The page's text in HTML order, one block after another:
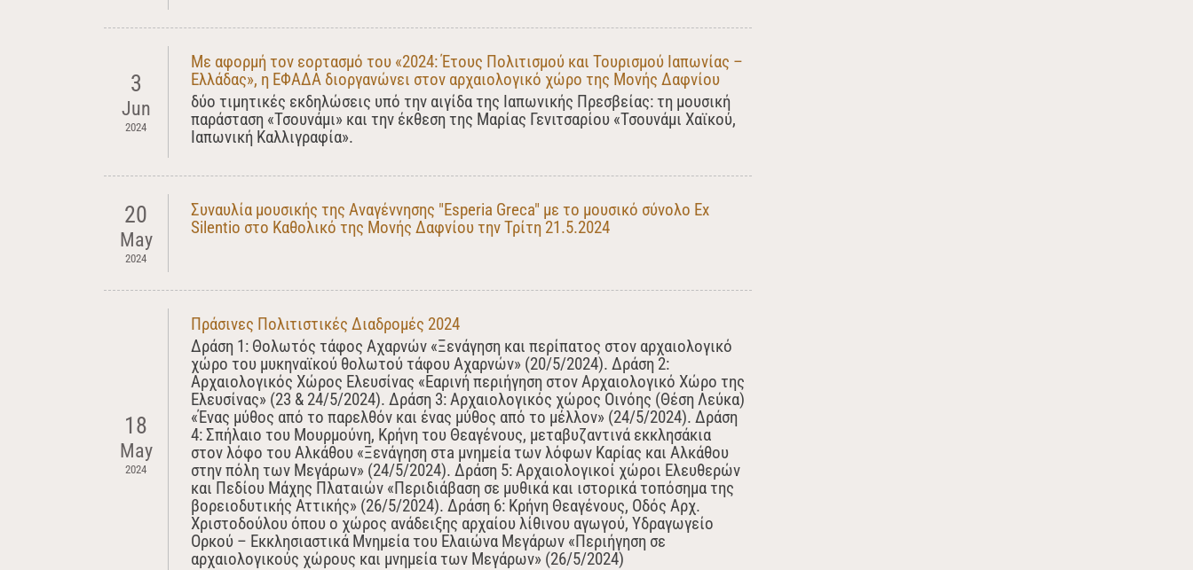
3
Jun
2024
Με αφορμή τον εορτασμό του «2024: Έτους Πολιτισμού και Τουρισμού Ιαπωνίας –
Ελλάδας», η ΕΦΑΔΑ διοργανώνει στον αρχαιολογικό χώρο της Μονής Δαφνίου
δύο τιμητικές εκδηλώσεις υπό την αιγίδα της Ιαπωνικής Πρεσβείας: τη μουσική
παράσταση «Τσουνάμι» και την έκθεση της Μαρίας Γενιτσαρίου «Τσουνάμι Χαϊκού,
Ιαπωνική Καλλιγραφία».
20
May
2024
Συναυλία μουσικής της Αναγέννησης "Esperia Greca" με το μουσικό σύνολο Ex
Silentio στο Καθολικό της Μονής Δαφνίου την Τρίτη 21.5.2024
18
May
2024
Πράσινες Πολιτιστικές Διαδρομές 2024
Δράση 1: Θολωτός τάφος Αχαρνών «Ξενάγηση και περίπατος στον αρχαιολογικό
χώρο του μυκηναϊκού θολωτού τάφου Αχαρνών» (20/5/2024). Δράση 2:
Αρχαιολογικός Χώρος Ελευσίνας «Εαρινή περιήγηση στον Αρχαιολογικό Χώρο της
Ελευσίνας» (23 & 24/5/2024). Δράση 3: Αρχαιολογικός χώρος Οινόης (Θέση Λεύκα)
«Ένας μύθος από το παρελθόν και ένας μύθος από το μέλλον» (24/5/2024). Δράση
4: Σπήλαιο του Μουρμούνη, Κρήνη του Θεαγένους, μεταβυζαντινά εκκλησάκια
στον λόφο του Αλκάθου «Ξενάγηση στa μνημεία των λόφων Καρίας και Αλκάθου
στην πόλη των Μεγάρων» (24/5/2024). Δράση 5: Αρχαιολογικοί χώροι Ελευθερών
και Πεδίου Μάχης Πλαταιών «Περιδιάβαση σε μυθικά και ιστορικά τοπόσημα της
βορειοδυτικής Αττικής» (26/5/2024). Δράση 6: Κρήνη Θεαγένους, Οδός Αρχ.
Χριστοδούλου όπου ο χώρος ανάδειξης αρχαίου λίθινου αγωγού, Υδραγωγείο
Ορκού – Εκκλησιαστικά Μνημεία του Ελαιώνα Μεγάρων «Περιήγηση σε
αρχαιολογικούς χώρους και μνημεία των Μεγάρων» (26/5/2024)